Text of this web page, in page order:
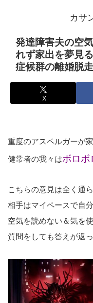
カサ
発達障害夫の空
れず家出を夢見
症候群の離婚脱
X
重度のアスペルガーが
健常者の我々はボロボ
こちらの意見は全く通
相手はマイペースで自
空気を読めない＆気を
質問をしても答えが返